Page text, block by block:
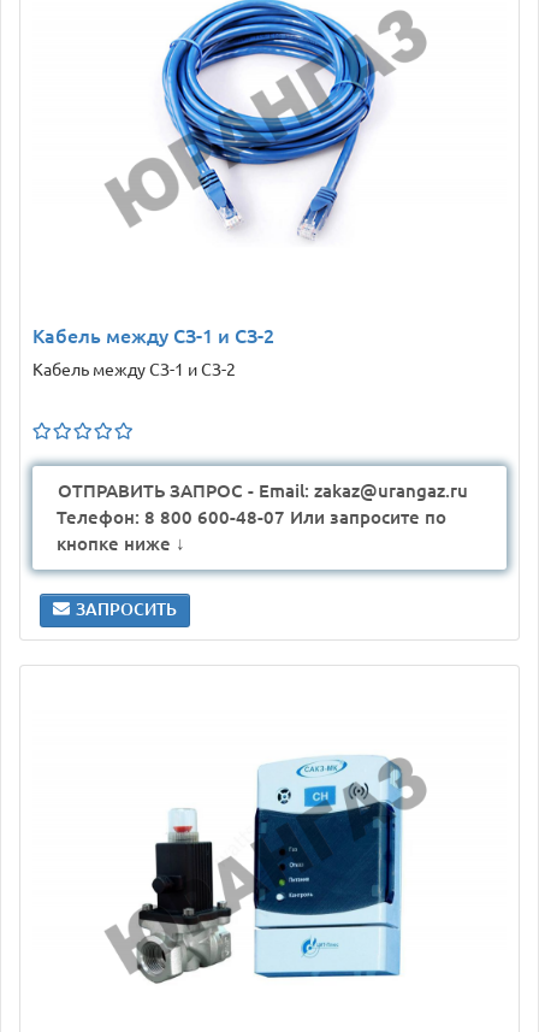
Кабель между СЗ-1 и СЗ-2
Кабель между СЗ-1 и СЗ-2
ОТПРАВИТЬ ЗАПРОС - Email: zakaz@urangaz.ru
Телефон: 8 800 600-48-07 Или запросите по
кнопке ниже ↓
ЗАПРОСИТЬ